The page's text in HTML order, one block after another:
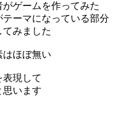
ゲームを作ってみた
ーマになっている部分
みました
ほぼ無い
現して
思います